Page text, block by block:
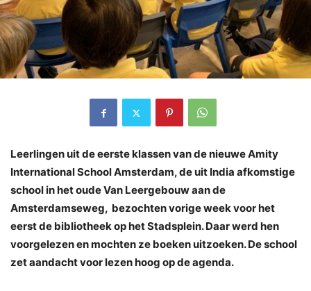
Leerlingen uit de eerste klassen van de nieuwe Amity
International School Amsterdam, de uit India afkomstige
school in het oude Van Leergebouw aan de
Amsterdamseweg, bezochten vorige week voor het
eerst de bibliotheek op het Stadsplein. Daar werd hen
voorgelezen en mochten ze boeken uitzoeken. De school
zet aandacht voor lezen hoog op de agenda.